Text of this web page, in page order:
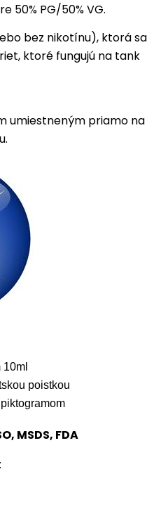
50% PG/50% VG.
bez nikotínu), ktorá sa
ktoré fungujú na tank
umiestneným priamo na
poistkou
MSDS, FDA